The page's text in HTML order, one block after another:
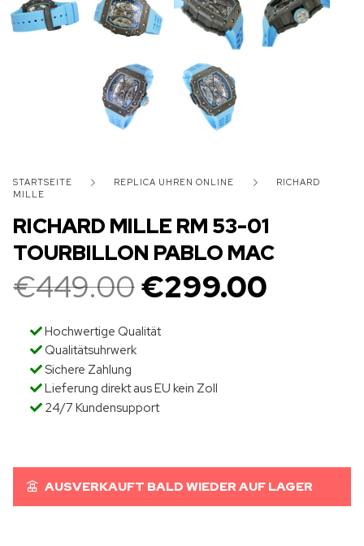
STARTSEITE REPLICA UHREN ONLINE
RICHARD
MILLE
RICHARD MILLE RM 53-01
TOURBILLON PABLO MAC
€449.00€299.00
Hochwertige Qualität
Qualitätsuhrwerk
Sichere Zahlung
Lieferung direkt aus EU kein Zoll
24/7 Kundensupport
AUSVERKAUFT BALD WIEDER AUF LAGER